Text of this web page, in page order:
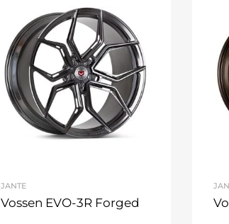
JANTE
Vossen EVO-3R Forged